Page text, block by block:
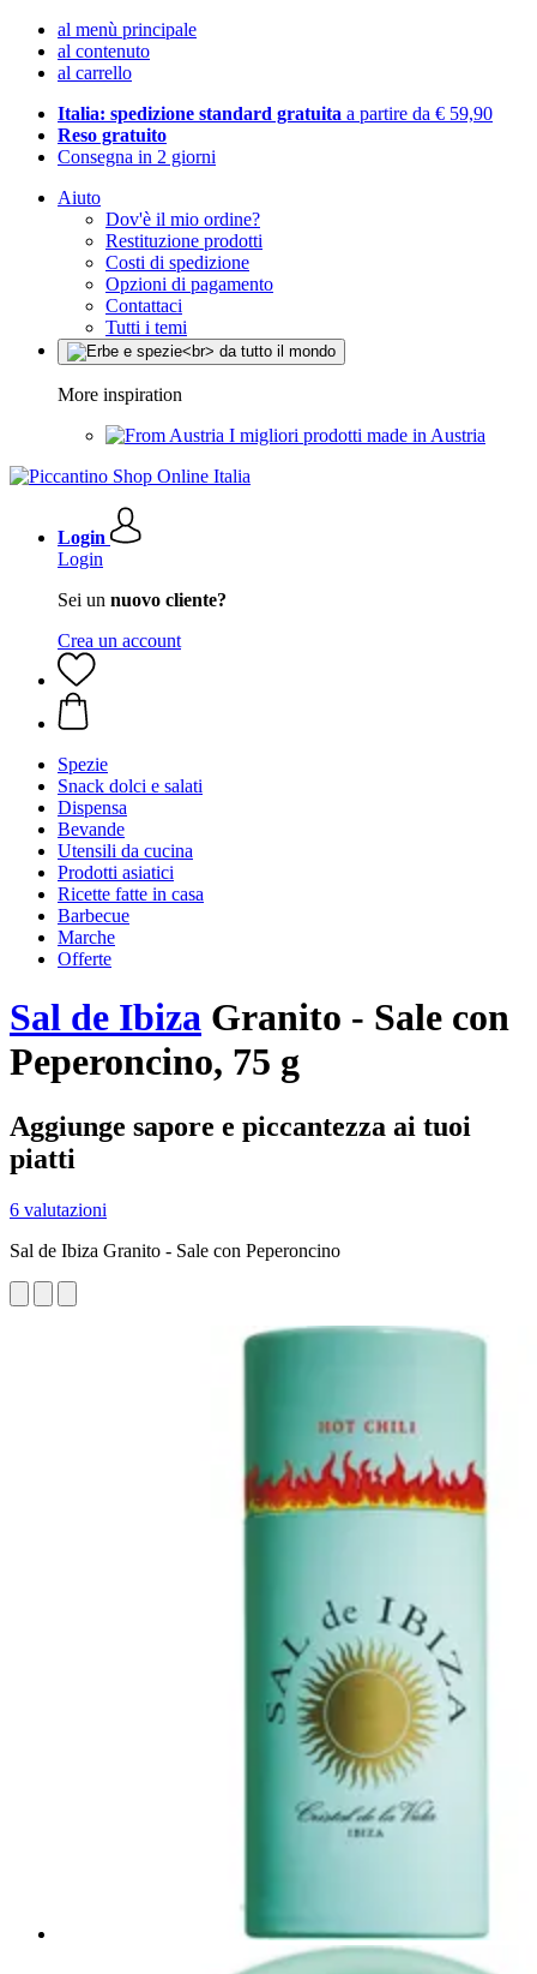
al menù principale
al contenuto
al carrello
Italia: spedizione standard gratuita a partire da € 59,90
Reso gratuito
Consegna in 2 giorni
Aiuto
Dov'è il mio ordine?
Restituzione prodotti
Costi di spedizione
Opzioni di pagamento
Contattaci
Tutti i temi
More inspiration
I migliori prodotti made in Austria
Login
Login
Sei un nuovo cliente?
Crea un account
Spezie
Snack dolci e salati
Dispensa
Bevande
Utensili da cucina
Prodotti asiatici
Ricette fatte in casa
Barbecue
Marche
Offerte
Sal de Ibiza Granito - Sale con
Peperoncino, 75 g
Aggiunge sapore e piccantezza ai tuoi
piatti
6 valutazioni
Sal de Ibiza Granito - Sale con Peperoncino